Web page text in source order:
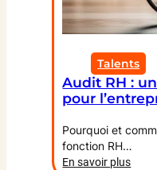
Talents
Audit RH :
pour
Pourquoi et
fonction RH…
En savoir plus: